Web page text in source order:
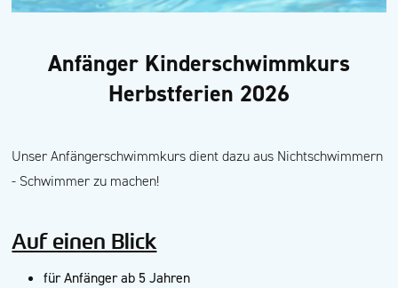
Anfänger Kinderschwimmkurs
Herbstferien 2026
Unser Anfängerschwimmkurs dient dazu aus Nichtschwimmern
- Schwimmer zu machen!
Auf einen Blick
für Anfänger ab 5 Jahren